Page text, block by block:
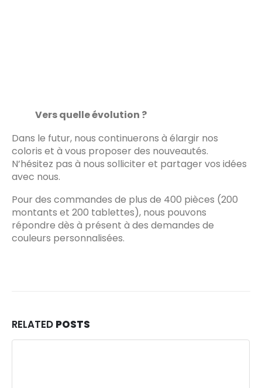
Vers quelle évolution ?
Dans le futur, nous continuerons à élargir nos
coloris et à vous proposer des nouveautés.
N’hésitez pas à nous solliciter et partager vos idées
avec nous.
Pour des commandes de plus de 400 pièces (200
montants et 200 tablettes), nous pouvons
répondre dès à présent à des demandes de
couleurs personnalisées.
RELATED POSTS